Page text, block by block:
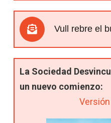
Vull rebre el
La Sociedad
un nuevo comienzo: